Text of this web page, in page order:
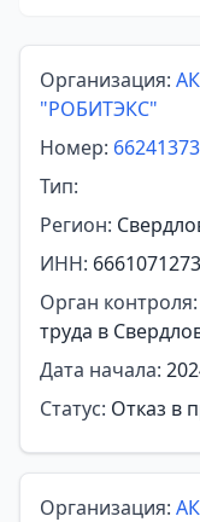
Организация:
"РОБИТЭКС"
Номер:
Тип:
Регион:
ИНН: 6661071273
Орган контроля:
труда в
Дата начала:
Статус: Отказ в
Организация: